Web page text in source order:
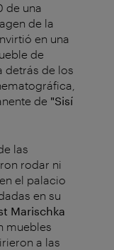
de una
de la
en una
de
detrás de los
de "Sisí
las
rodar ni
el palacio
en su
Marischka
muebles
a las